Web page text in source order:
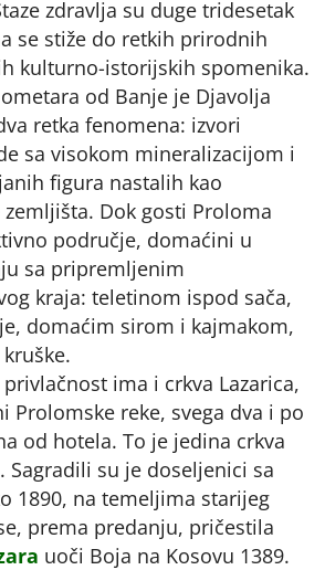
zdravlja su duge tridesetak
se stiže do retkih prirodnih
kulturno-istorijskih spomenika.
od Banje je Djavolja
retka fenomena: izvori
sa visokom mineralizacijom i
figura nastalih kao
Dok gosti Proloma
područje, domaćini u
sa pripremljenim
kraja: teletinom ispod sača,
domaćim sirom i kajmakom,
ima i crkva Lazarica,
Prolomske reke, svega dva i po
od hotela. To je jedina crkva
Sagradili su je doseljenici sa
1890, na temeljima starijeg
prema predanju, pričestila
uoči Boja na Kosovu 1389.